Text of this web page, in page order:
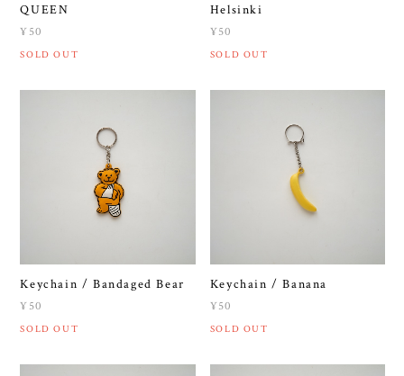
QUEEN
¥50
SOLD OUT
Helsinki
¥50
SOLD OUT
Keychain / Bandaged Bear
¥50
SOLD OUT
Keychain / Banana
¥50
SOLD OUT